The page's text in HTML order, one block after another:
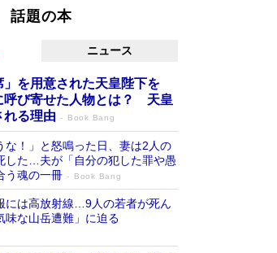
話題の本
ニュース
」を用意された天皇陛下を
呼び寄せた人物とは？ 天皇
れる理由
Book Bang
な！」と怒鳴った日、妻は2人の
した…夫が「自分の犯した罪や愚
う魂の一冊
Book Bang
には高放射線…9人の若者が死ん
味な山岳遭難」に迫る